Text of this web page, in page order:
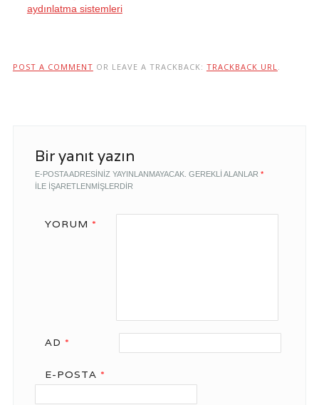
aydınlatma sistemleri
POST A COMMENT OR LEAVE A TRACKBACK: TRACKBACK URL.
Bir yanıt yazın
E-POSTA ADRESINIZ YAYINLANMAYACAK. GEREKLI ALANLAR *
ILE IŞARETLENMIŞLERDIR
YORUM *
AD *
E-POSTA *